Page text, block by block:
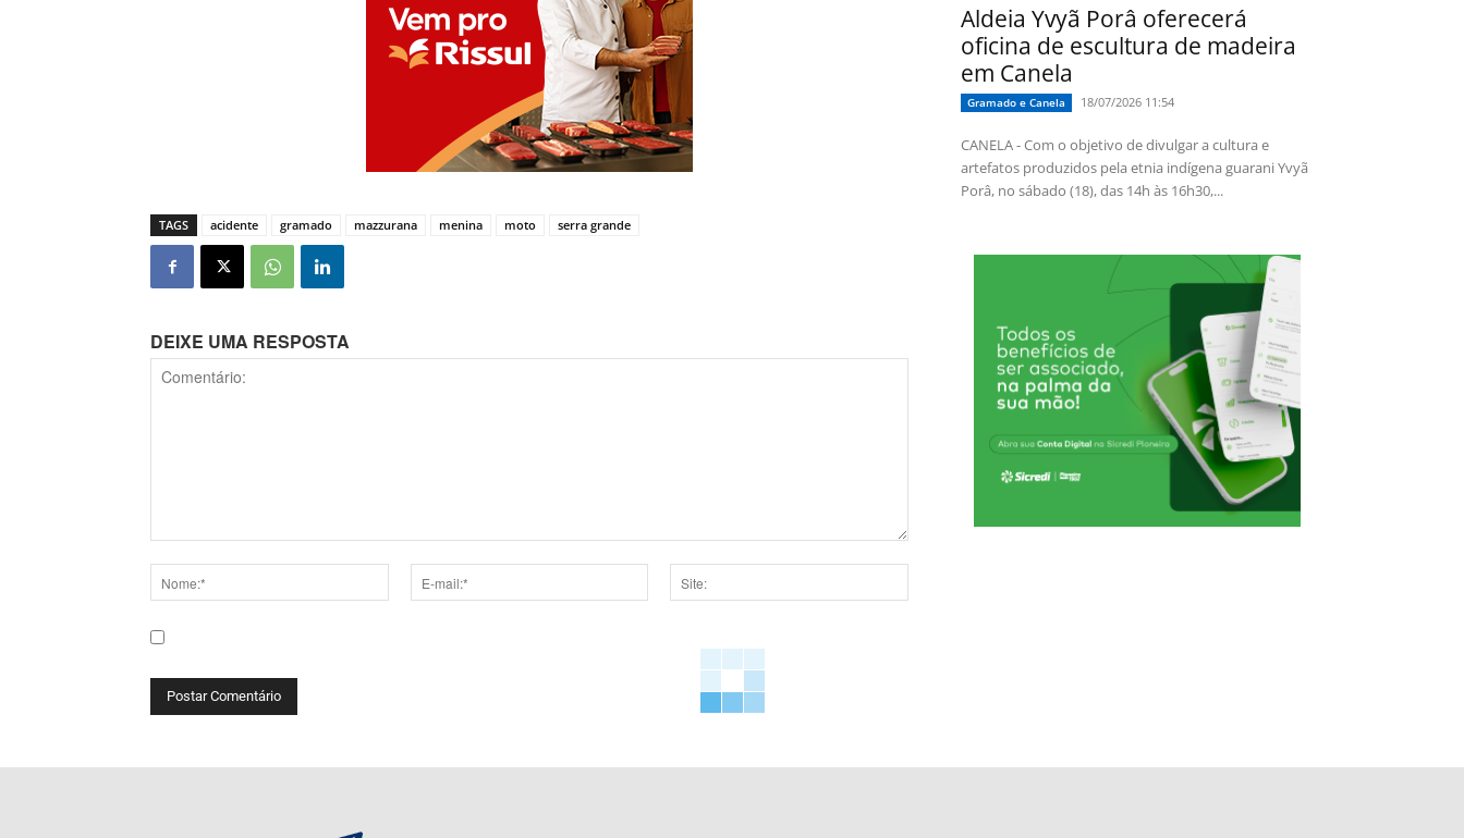
TAGS acidente gramado mazzurana menina moto serra grande
DEIXE UMA RESPOSTA
Aldeia Yvyã Porâ oferecerá
oficina de escultura de madeira
em Canela
Gramado e Canela 18/07/2026 11:54
CANELA - Com o objetivo de divulgar a cultura e
artefatos produzidos pela etnia indígena guarani Yvyã
Porâ, no sábado (18), das 14h às 16h30,...